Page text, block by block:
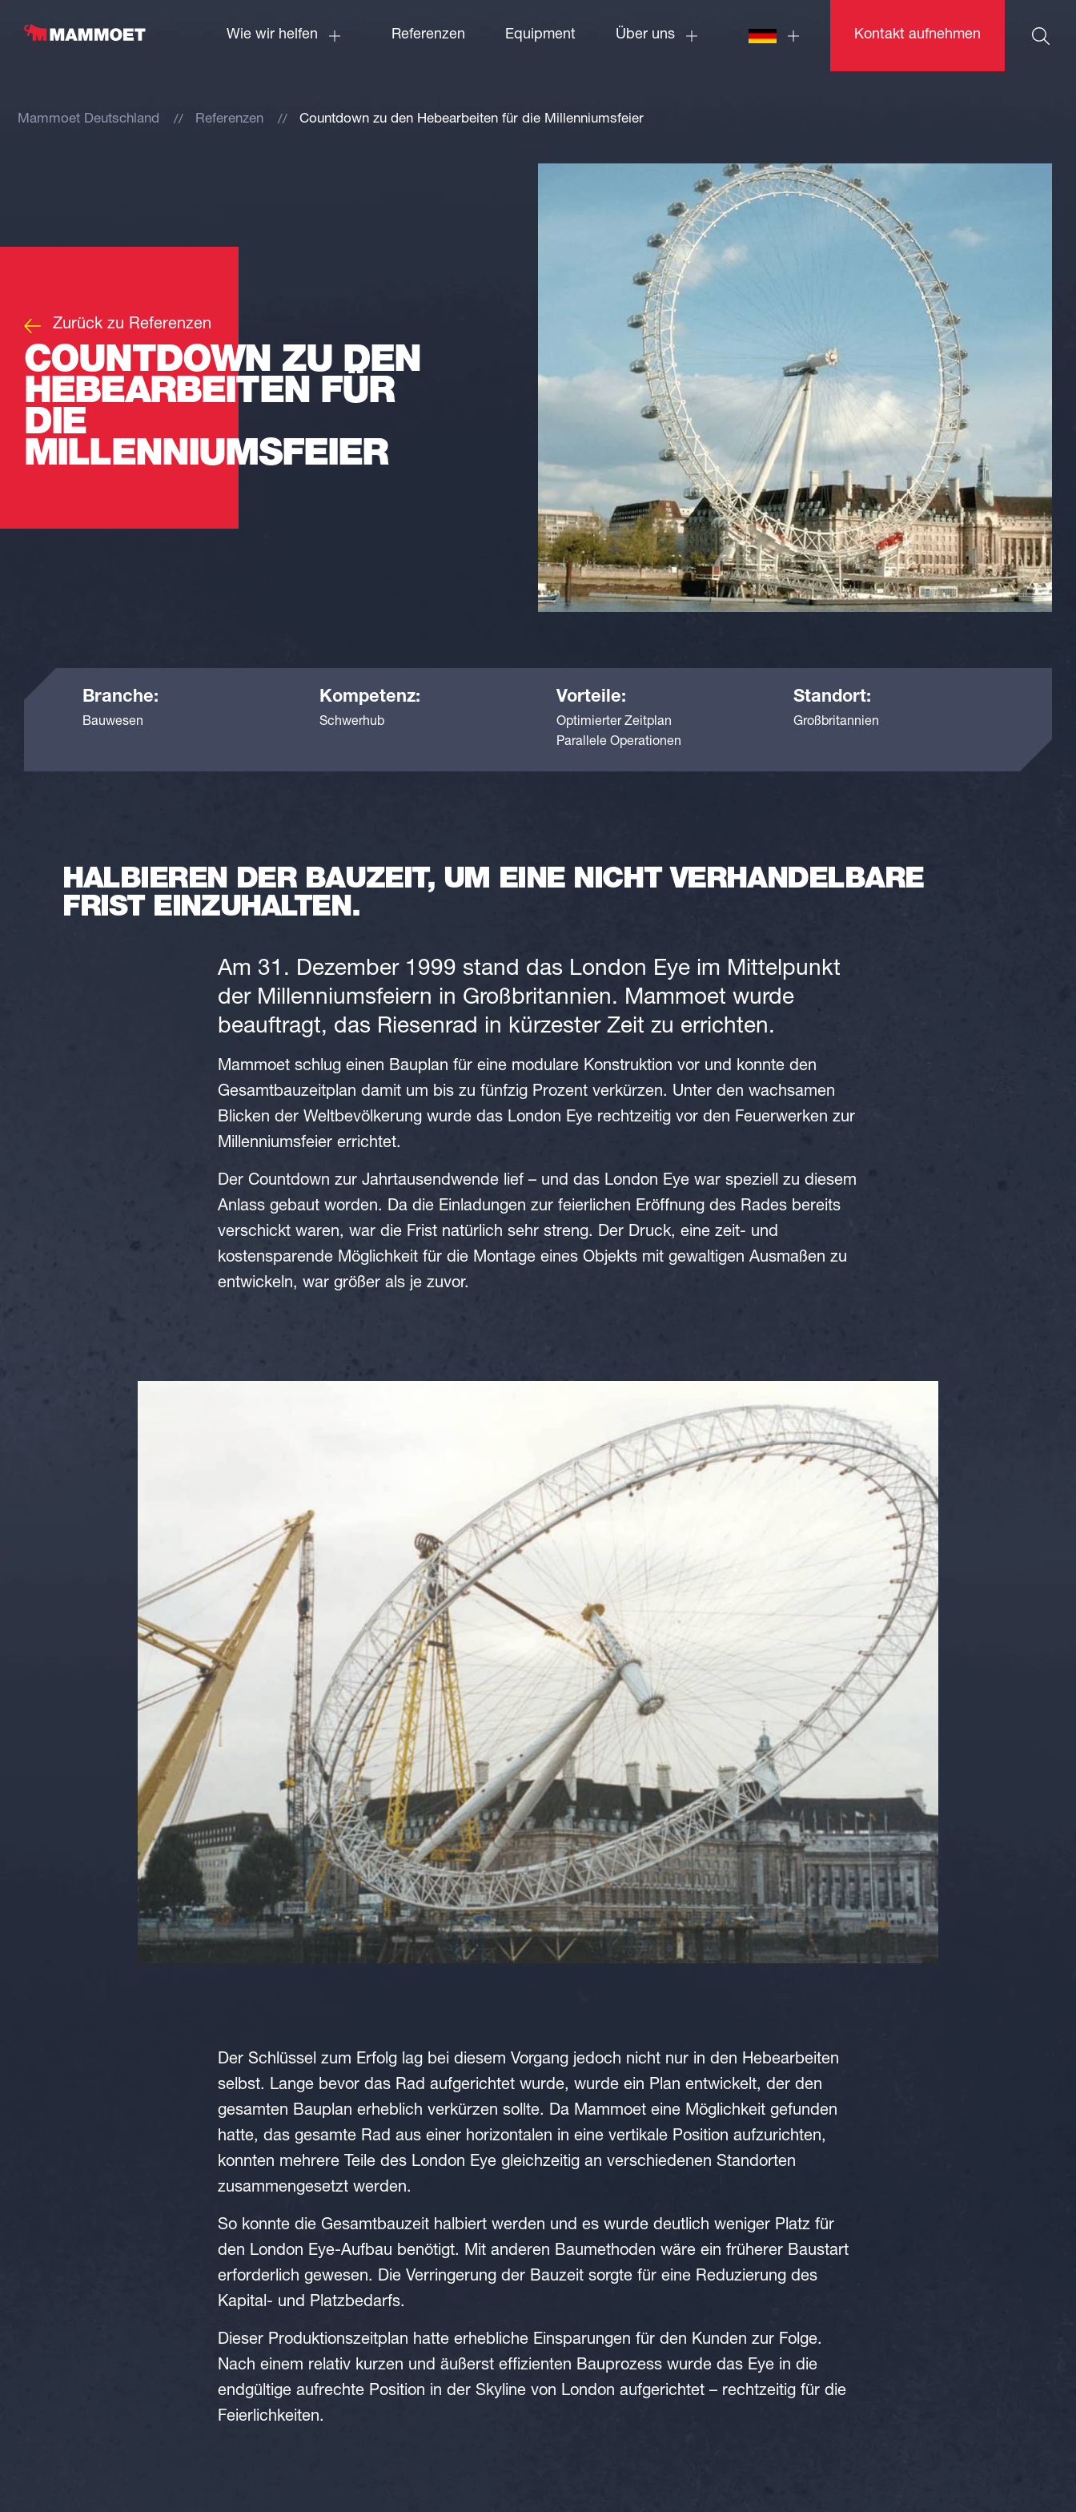
Wie wir helfen Referenzen Equipment Über uns Kontakt aufnehmen
Mammoet Deutschland Referenzen Countdown zu den Hebearbeiten für die Millenniumsfeier
Zurück zu Referenzen
COUNTDOWN ZU DEN
HEBEARBEITEN FÜR
DIE
MILLENNIUMSFEIER
Branche:
Bauwesen
Kompetenz:
Schwerhub
Vorteile:
Optimierter Zeitplan
Parallele Operationen
Standort:
Großbritannien
HALBIEREN DER BAUZEIT, UM EINE NICHT VERHANDELBARE
FRIST EINZUHALTEN.
Am 31. Dezember 1999 stand das London Eye im Mittelpunkt
der Millenniumsfeiern in Großbritannien. Mammoet wurde
beauftragt, das Riesenrad in kürzester Zeit zu errichten.
Mammoet schlug einen Bauplan für eine modulare Konstruktion vor und konnte den
Gesamtbauzeitplan damit um bis zu fünfzig Prozent verkürzen. Unter den wachsamen
Blicken der Weltbevölkerung wurde das London Eye rechtzeitig vor den Feuerwerken zur
Millenniumsfeier errichtet.
Der Countdown zur Jahrtausendwende lief – und das London Eye war speziell zu diesem
Anlass gebaut worden. Da die Einladungen zur feierlichen Eröffnung des Rades bereits
verschickt waren, war die Frist natürlich sehr streng. Der Druck, eine zeit- und
kostensparende Möglichkeit für die Montage eines Objekts mit gewaltigen Ausmaßen zu
entwickeln, war größer als je zuvor.
Der Schlüssel zum Erfolg lag bei diesem Vorgang jedoch nicht nur in den Hebearbeiten
selbst. Lange bevor das Rad aufgerichtet wurde, wurde ein Plan entwickelt, der den
gesamten Bauplan erheblich verkürzen sollte. Da Mammoet eine Möglichkeit gefunden
hatte, das gesamte Rad aus einer horizontalen in eine vertikale Position aufzurichten,
konnten mehrere Teile des London Eye gleichzeitig an verschiedenen Standorten
zusammengesetzt werden.
So konnte die Gesamtbauzeit halbiert werden und es wurde deutlich weniger Platz für
den London Eye-Aufbau benötigt. Mit anderen Baumethoden wäre ein früherer Baustart
erforderlich gewesen. Die Verringerung der Bauzeit sorgte für eine Reduzierung des
Kapital- und Platzbedarfs.
Dieser Produktionszeitplan hatte erhebliche Einsparungen für den Kunden zur Folge.
Nach einem relativ kurzen und äußerst effizienten Bauprozess wurde das Eye in die
endgültige aufrechte Position in der Skyline von London aufgerichtet – rechtzeitig für die
Feierlichkeiten.